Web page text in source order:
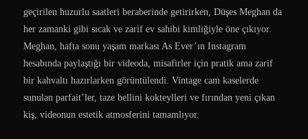
geçirilen huzurlu saatleri beraberinde getirirken, Düşes Meghan da
her zamanki gibi sıcak ve zarif ev sahibi kimliğiyle öne çıkıyor.
Meghan, hafta sonu yaşam markası As Ever’ın Instagram
hesabında paylaştığı bir videoda, misafirler için pratik ama zarif
bir kahvaltı hazırlarken görüntülendi. Vintage cam kaselerde
sunulan parfait’ler, taze bellini kokteylleri ve fırından yeni çıkan
kiş, videonun estetik atmosferini tamamlıyor.